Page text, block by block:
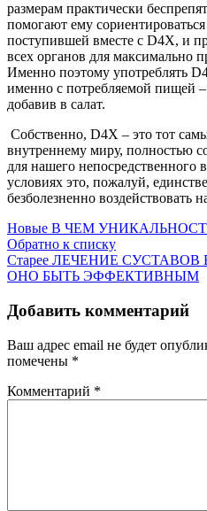
размерам практически
помогают ему
поступившей вместе с D4X, и
всех органов для максимально
Именно поэтому употреблять
именно с потребляемой пищей
добавив в салат.
Собственно, D4X – это тот
внутреннему миру, полностью
для нашего непосредственного
условиях это, пожалуй,
безболезненно воздействовать
Новые В ЧЕМ
Обратно к списку
Старее ЛЕЧЕНИЕ СУСТАВОВ
ОНО БЫТЬ ЭФФЕКТИВНЫМ
Добавить комментарий
Ваш адрес email не будет
помечены *
Комментарий *